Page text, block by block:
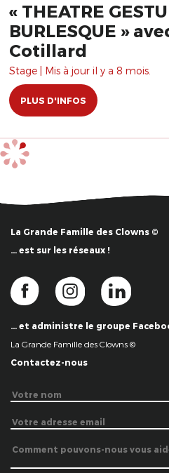
« THEATRE
BURLESQUE »
Cotillard
Stage | Mis à jour il y a 8 mois.
PLUS D'INFOS
La Grande Famille des Clowns ©
… est sur les réseaux !
… et administre le groupe
La Grande Famille des Clowns ©
Contactez-nous